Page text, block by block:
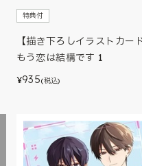
特典付
【描き下ろしイラストカー
もう恋は結構です 1
¥935(税込)